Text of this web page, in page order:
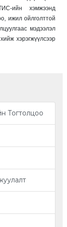
ийн хэмжээнд
ижил ойлголттой
мэдээлэл
хэрэгжүүлсээр
Тогтолцоо